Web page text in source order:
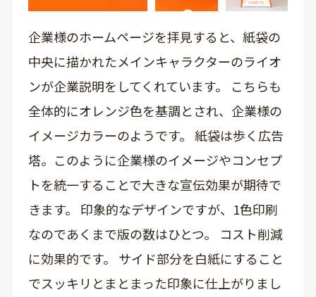
企業様のホームページを拝見すると、紙袋の
中央に描かれたメインキャラクターのライオ
ンが企業説明をしてくれています。 こちらも
全体的にオレンジ色を基調とされ、企業様の
イメージカラーのようです。 紙袋は歩く広告
塔。このように企業様のイメージやコンセプ
トを統一することで大きな宣伝効果が期待で
きます。 印象的なデザインですが、1色印刷
なのであくまで版の数はひとつ。 コスト削減
に効果的です。 サイド部分を白紙にすること
でスッキリとまとまった印象に仕上がりまし